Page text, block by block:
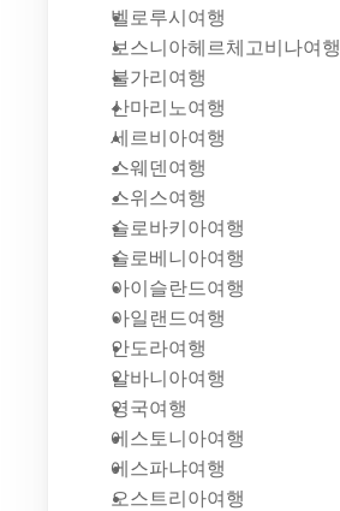
벨로루시여행
보스니아헤르체고비나여행
불가리여행
산마리노여행
세르비아여행
스웨덴여행
스위스여행
슬로바키아여행
슬로베니아여행
아이슬란드여행
아일랜드여행
안도라여행
알바니아여행
영국여행
에스토니아여행
에스파냐여행
오스트리아여행